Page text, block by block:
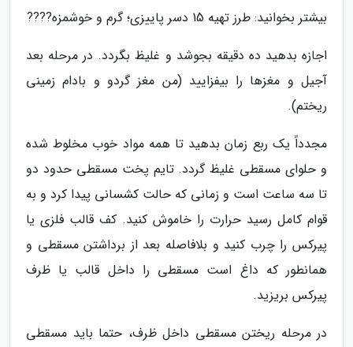
بیشتر بخوانید: طرز تهیه 15 دسر پاییزی؛ گرم و خوشمزه????
اجازه بدهید ده دقیقه بجوشد و غلیظ بگردد. در مرحله بعد
آجیل و مغزها را بیفزایید (من مغز گردو و بادام زمینی
ریختم).
مجدداً یک ربع زمان بدهید تا همه مواد خوب مخلوط شده
و حلوای مسقطی غلیظ گردد. تایم پخت مسقطی حدود دو
تا سه ساعت است و زمانی که حالت کشسانی پیدا کرد و به
قوام کامل رسید حرارت را خاموش کنید. کف قالب فلزی یا
پیرکس را چرب کنید و بلافاصله بعد از برداشتن مسقطی و
همانطور که داغ است مسقطی را داخل قالب یا ظرف
پیرکس بریزید.
در مرحله ریختن مسقطی داخل ظرف، حتما باید مسقطی